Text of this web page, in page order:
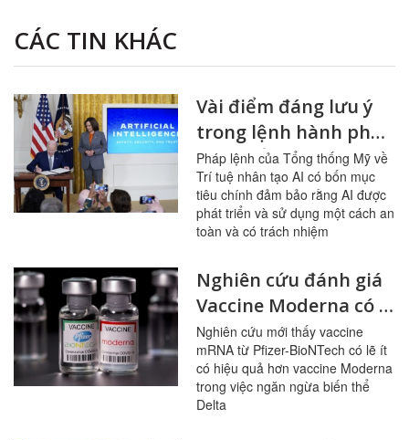
CÁC TIN KHÁC
Vài điểm đáng lưu ý
trong lệnh hành pháp
về AI Tổng thống Hoa
Kỳ Joe Biden vừa công
bố
Pháp lệnh của Tổng thống Mỹ về
Trí tuệ nhân tạo AI có bốn mục
tiêu chính đảm bảo rằng AI được
phát triển và sử dụng một cách an
toàn và có trách nhiệm
Nghiên cứu đánh giá
Vaccine Moderna có lẽ
hiệu quả cao hơn
Pfizer trước biến thể
Delta
Nghiên cứu mới thấy vaccine
mRNA từ Pfizer-BioNTech có lẽ ít
có hiệu quả hơn vaccine Moderna
trong việc ngăn ngừa biến thể
Delta